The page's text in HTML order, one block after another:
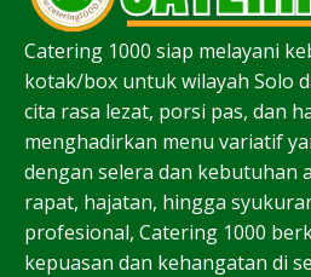
Catering 1000 siap melayani
kotak/box untuk wilayah Solo
cita rasa lezat, porsi pas, dan
menghadirkan menu variatif
dengan selera dan kebutuhan
rapat, hajatan, hingga
profesional, Catering 1000
kepuasan dan kehangatan di